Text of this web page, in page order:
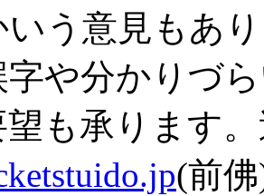
いう意見もあ
字や分かりづ
も承ります
(前